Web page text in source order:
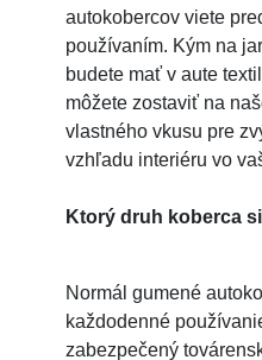
autokobercov viete
používaním. Kým na
budete mať v aute
môžete zostaviť na
vlastného vkusu pre
vzhľadu interiéru vo
Ktorý druh koberca
Normál gumené
každodenné
zabezpečený